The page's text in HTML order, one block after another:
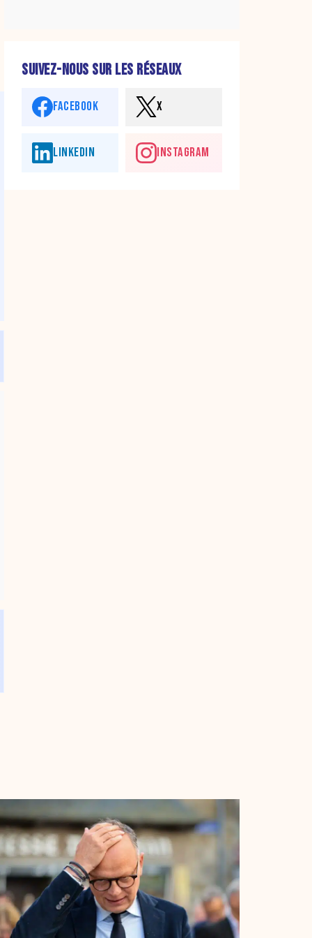
SUIVEZ-NOUS SUR LES RÉSEAUX
FACEBOOK X
LINKEDIN INSTAGRAM